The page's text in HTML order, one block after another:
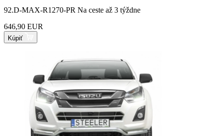
92.D-MAX-R1270-PR Na ceste až 3 týždne
646,90 EUR
Kúpiť